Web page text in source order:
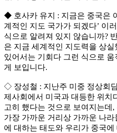
◆ 호사카 유지 : 지금은 중국은
계적인 지도 국가가 되겠다’ 이
식으로 알려져 있지 않습니까?
은 지금 세계적인 지도력을 상실
있어서는 기회다 그런 식으로
게 보입니다.
◇ 장성철 : 지난주 미중 정상회
제사회에서 미국과 대등한 위치
고히 했다는 것으로 보여지는데
가장 가까운 거리상 가까운 나
에 대하는 태도와 우리가 중국